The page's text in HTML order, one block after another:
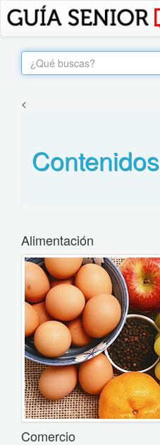
<
Contenidos
Alimentación
Comercio